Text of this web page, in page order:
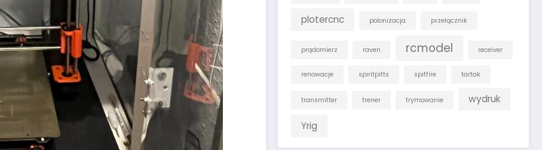
plotercnc polonizacja przełącznik
prądomierz raven rcmodel receiver
renowacje spiritpitts spitfire tartak
transmitter trener trymowanie wydruk
Yrig